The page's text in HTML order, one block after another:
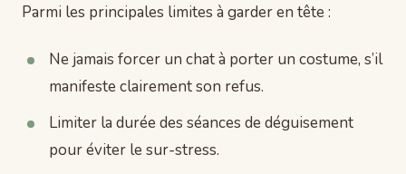
Parmi les principales limites à garder en tête :
Ne jamais forcer un chat à porter un costume, s’il
manifeste clairement son refus.
Limiter la durée des séances de déguisement
pour éviter le sur-stress.